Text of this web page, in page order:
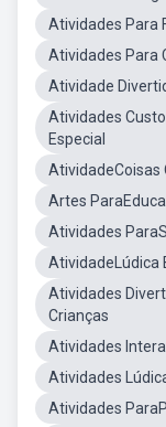
Atividades Para
Atividades Para
Atividade
Atividades
Especial
AtividadeCoisas
Artes
Atividades
AtividadeLúdica
Atividades
Crianças
Atividades
Atividades
Atividades